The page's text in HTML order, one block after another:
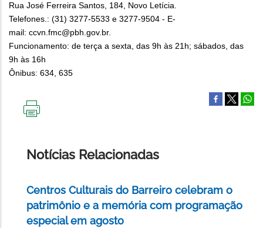
Rua José Ferreira Santos, 184, Novo Letícia.
Telefones.: (31) 3277-5533 e 3277-9504 - E-
mail: ccvn.fmc@pbh.gov.br.
Funcionamento: de terça a sexta, das 9h às 21h; sábados, das
9h às 16h
Ônibus: 634, 635
Notícias Relacionadas
Centros Culturais do Barreiro celebram o
patrimônio e a memória com programação
especial em agosto